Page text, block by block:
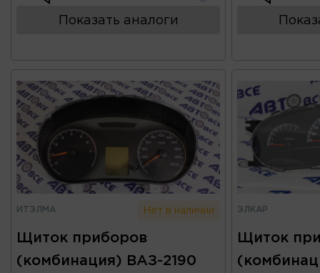
Показать аналоги
ИТЭЛМА Нет в наличии
Щиток приборов
(комбинация) ВАЗ-2190
ЭЛКАР
Щиток